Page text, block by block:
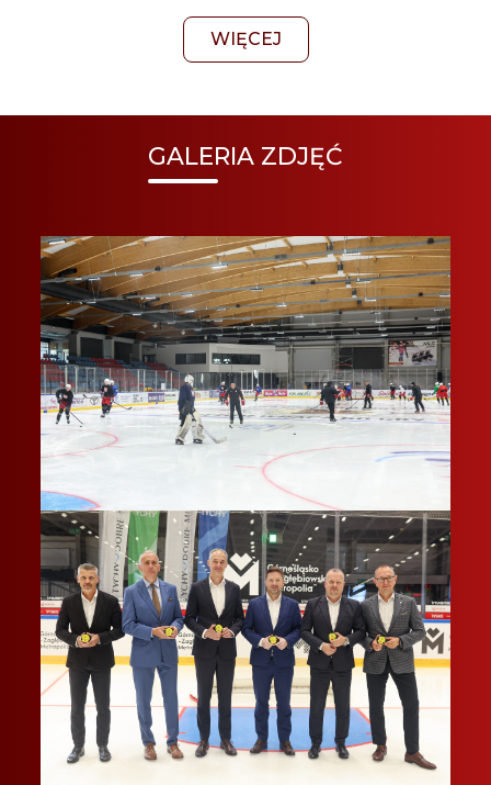
WIĘCEJ
GALERIA ZDJĘĆ